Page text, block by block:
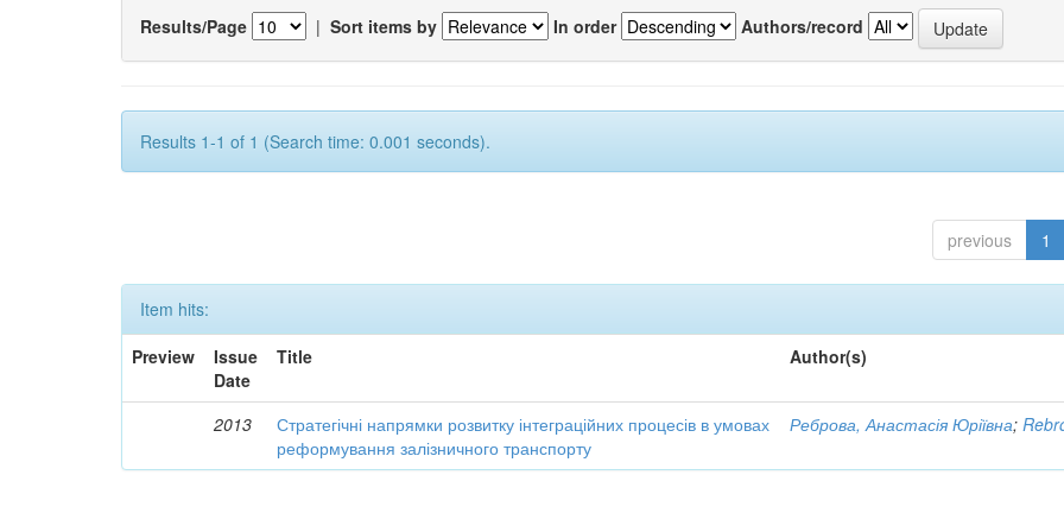
Results/Page | Sort items by In order Authors/record
Results 1-1 of 1 (Search time: 0.001 seconds).
previous 1
Item hits:
Preview
Issue
Date
Title Author(s)
2013
Стратегічні напрямки розвитку інтеграційних процесів в умовах
реформування залізничного транспорту
Реброва, Анастасія Юріївна;